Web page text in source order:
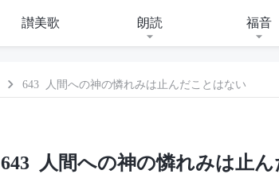
讃美歌 朗読 福音
643 人間への神の憐れみは止んだことはない
643 人間への神の憐れみは止